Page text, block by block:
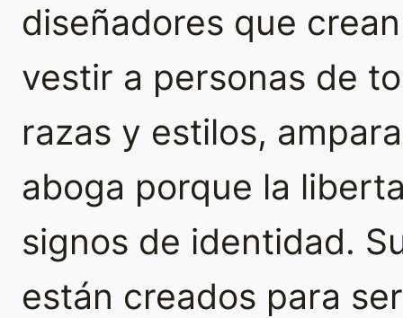
diseñadores que
vestir a personas de
razas y estilos,
aboga porque la
signos de identidad.
están creados para